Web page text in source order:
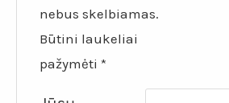
nebus skelbiamas.
Būtini laukeliai
pažymėti*